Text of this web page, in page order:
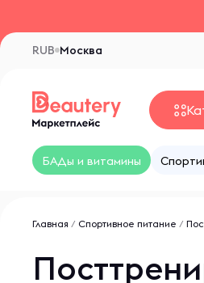
Москва
RUB
БАДы и витамины
Главная / Спортивное питание /